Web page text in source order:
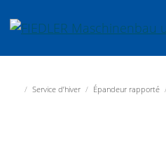
Fiedler Maschinenbau und
Service d’hiver Épandeur rapporté